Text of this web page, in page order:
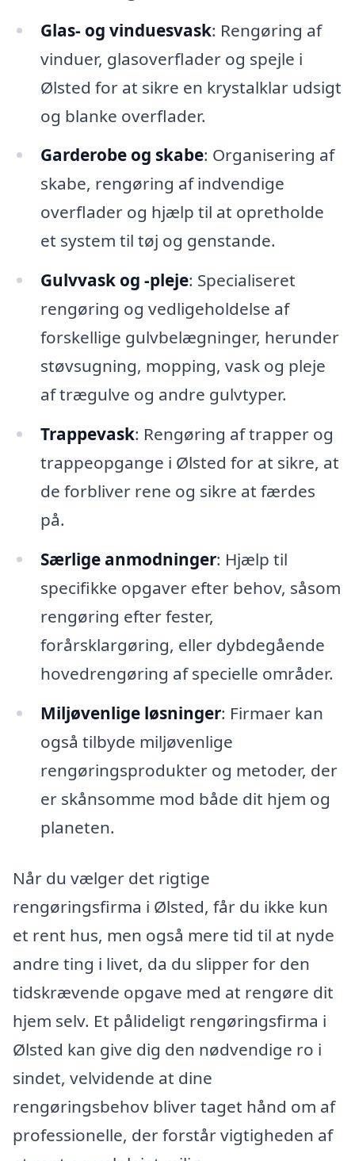
Glas- og vinduesvask: Rengøring af
vinduer, glasoverflader og spejle i
Ølsted for at sikre en krystalklar udsigt
og blanke overflader.
Garderobe og skabe: Organisering af
skabe, rengøring af indvendige
overflader og hjælp til at opretholde
et system til tøj og genstande.
Gulvvask og -pleje: Specialiseret
rengøring og vedligeholdelse af
forskellige gulvbelægninger, herunder
støvsugning, mopping, vask og pleje
af trægulve og andre gulvtyper.
Trappevask: Rengøring af trapper og
trappeopgange i Ølsted for at sikre, at
de forbliver rene og sikre at færdes
på.
Særlige anmodninger: Hjælp til
specifikke opgaver efter behov, såsom
rengøring efter fester,
forårsklargøring, eller dybdegående
hovedrengøring af specielle områder.
Miljøvenlige løsninger: Firmaer kan
også tilbyde miljøvenlige
rengøringsprodukter og metoder, der
er skånsomme mod både dit hjem og
planeten.
Når du vælger det rigtige
rengøringsfirma i Ølsted, får du ikke kun
et rent hus, men også mere tid til at nyde
andre ting i livet, da du slipper for den
tidskrævende opgave med at rengøre dit
hjem selv. Et pålideligt rengøringsfirma i
Ølsted kan give dig den nødvendige ro i
sindet, velvidende at dine
rengøringsbehov bliver taget hånd om af
professionelle, der forstår vigtigheden af